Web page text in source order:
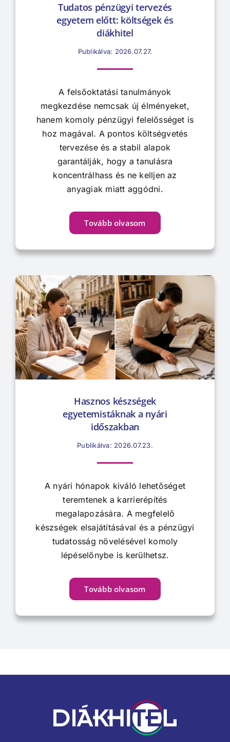
Tudatos pénzügyi tervezés
egyetem előtt: költségek és
diákhitel
Publikálva: 2026.07.27.
A felsőoktatási tanulmányok
megkezdése nemcsak új élményeket,
hanem komoly pénzügyi felelősséget is
hoz magával. A pontos költségvetés
tervezése és a stabil alapok
garantálják, hogy a tanulásra
koncentrálhass és ne kelljen az
anyagiak miatt aggódni.
Tovább olvasom
Hasznos készségek
egyetemistáknak a nyári
időszakban
Publikálva: 2026.07.23.
A nyári hónapok kiváló lehetőséget
teremtenek a karrierépítés
megalapozására. A megfelelő
készségek elsajátításával és a pénzügyi
tudatosság növelésével komoly
lépéselőnybe is kerülhetsz.
Tovább olvasom